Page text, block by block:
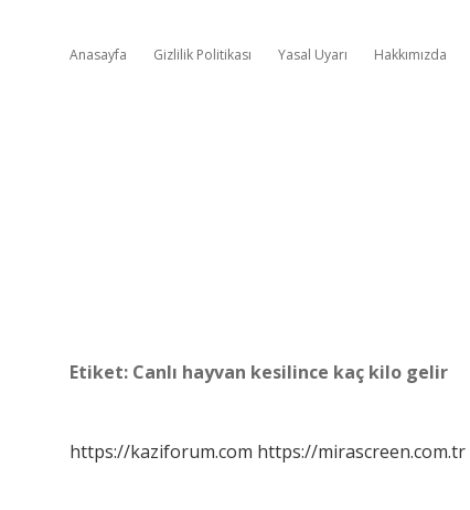
Anasayfa Gizlilik Politikası Yasal Uyarı Hakkımızda
Etiket: Canlı hayvan kesilince kaç kilo gelir
https://kaziforum.com https://mirascreen.com.tr